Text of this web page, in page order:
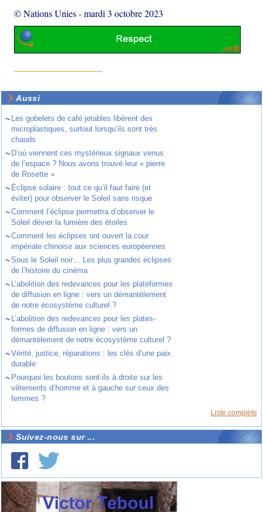
© Nations Unies-mardi 3 octobre 2023
Aussi
~ Les gobelets de café jetables libèrent des
microplastiques, surtout lorsqu’ils sont très
chauds
~ D’où viennent ces mystérieux signaux venus
de l’espace ? Nous avons trouvé leur « pierre
de Rosette »
~ Éclipse solaire : tout ce qu’il faut faire (et
éviter) pour observer le Soleil sans risque
~Comment l’éclipse permettra d’observer le
Soleil dévier la lumière des étoiles
~Comment les éclipses ont ouvert la cour
impériale chinoise aux sciences européennes
~Sous le Soleil noir… Les plus grandes éclipses
de l’histoire du cinéma
~ L’abolition des redevances pour les plateformes
de diffusion en ligne : vers un démantèlement
de notre écosystème culturel ?
~ L’abolition des redevances pour les plates-
formes de diffusion en ligne : vers un
démantèlement de notre écosystème culturel ?
~Vérité, justice, réparations : les clés d’une paix
durable
~ Pourquoi les boutons sont-ils à droite sur les
vêtements d’homme et à gauche sur ceux des
femmes ?
Liste complète
Suivez-nous sur ...